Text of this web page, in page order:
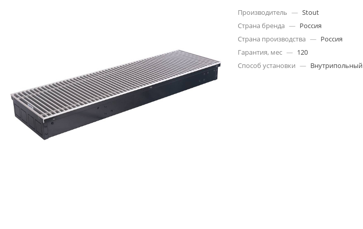
Производитель — Stout
Страна бренда — Россия
Страна производства — Россия
Гарантия, мес — 120
Способ установки — Внутрипольный